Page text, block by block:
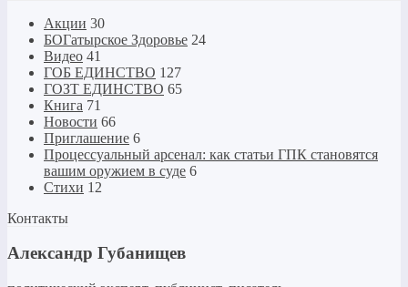
Акции 30
БОГатырское Здоровье 24
Видео 41
ГОБ ЕДИНСТВО 127
ГОЗТ ЕДИНСТВО 65
Книга 71
Новости 66
Приглашение 6
Процессуальный арсенал: как статьи ГПК становятся
вашим оружием в суде 6
Стихи 12
Контакты
Александр Губанищев